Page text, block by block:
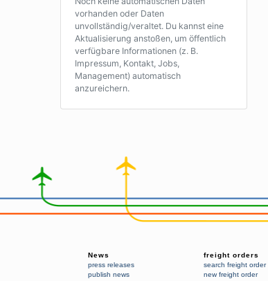
vorhanden oder Daten
unvollständig/veraltet. Du kannst eine
Aktualisierung anstoßen, um öffentlich
verfügbare Informationen (z. B.
Impressum, Kontakt, Jobs,
Management) automatisch
anzureichern.
News
press releases
publish news
freight orders
search freight order
new freight order